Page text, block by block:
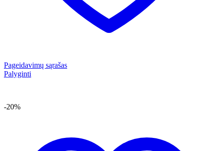
Pageidavimų sąrašas
Palyginti
-20%